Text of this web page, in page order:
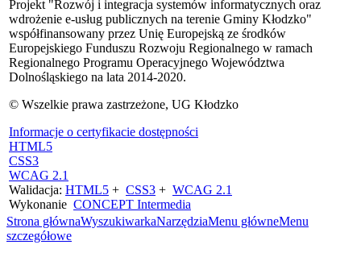
Projekt "Rozwój i integracja systemów informatycznych oraz
wdrożenie e-usług publicznych na terenie Gminy Kłodzko"
współfinansowany przez Unię Europejską ze środków
Europejskiego Funduszu Rozwoju Regionalnego w ramach
Regionalnego Programu Operacyjnego Województwa
Dolnośląskiego na lata 2014-2020.
© Wszelkie prawa zastrzeżone, UG Kłodzko
Informacje o certyfikacie dostępności
HTML5
CSS3
WCAG 2.1
Walidacja: HTML5 + CSS3 + WCAG 2.1
Wykonanie CONCEPT Intermedia
Strona głównaWyszukiwarkaNarzędziaMenu główneMenu
szczegółowe